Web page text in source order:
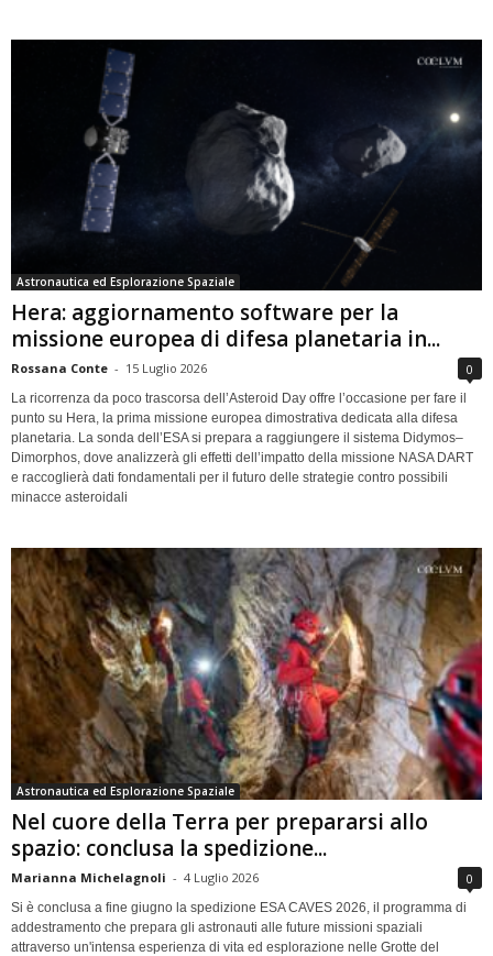
Astronautica ed Esplorazione Spaziale
Hera: aggiornamento software per la
missione europea di difesa planetaria in...
Rossana Conte - 15 Luglio 2026 0
La ricorrenza da poco trascorsa dell’Asteroid Day offre l’occasione per fare il
punto su Hera, la prima missione europea dimostrativa dedicata alla difesa
planetaria. La sonda dell’ESA si prepara a raggiungere il sistema Didymos–
Dimorphos, dove analizzerà gli effetti dell’impatto della missione NASA DART
e raccoglierà dati fondamentali per il futuro delle strategie contro possibili
minacce asteroidali
Astronautica ed Esplorazione Spaziale
Nel cuore della Terra per prepararsi allo
spazio: conclusa la spedizione...
Marianna Michelagnoli - 4 Luglio 2026 0
Si è conclusa a fine giugno la spedizione ESA CAVES 2026, il programma di
addestramento che prepara gli astronauti alle future missioni spaziali
attraverso un'intensa esperienza di vita ed esplorazione nelle Grotte del